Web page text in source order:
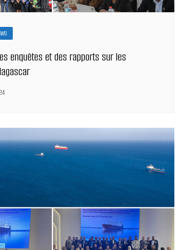
enquêtes et des rapports sur les